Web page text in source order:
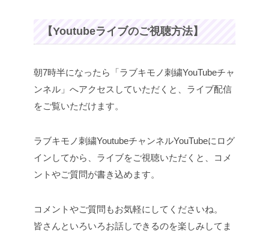
【Youtubeライブのご視聴方法】
朝7時半になったら「ラブキモノ刺繍YouTubeチャ
ンネル」へアクセスしていただくと、ライブ配信
をご覧いただけます。
ラブキモノ刺繍YoutubeチャンネルYouTubeにログ
インしてから、ライブをご視聴いただくと、コメ
ントやご質問が書き込めます。
コメントやご質問もお気軽にしてくださいね。
皆さんといろいろお話しできるのを楽しみしてま